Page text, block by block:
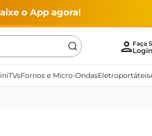
o App agora!
TVsFornos e Micro-OndasEletroportáteis